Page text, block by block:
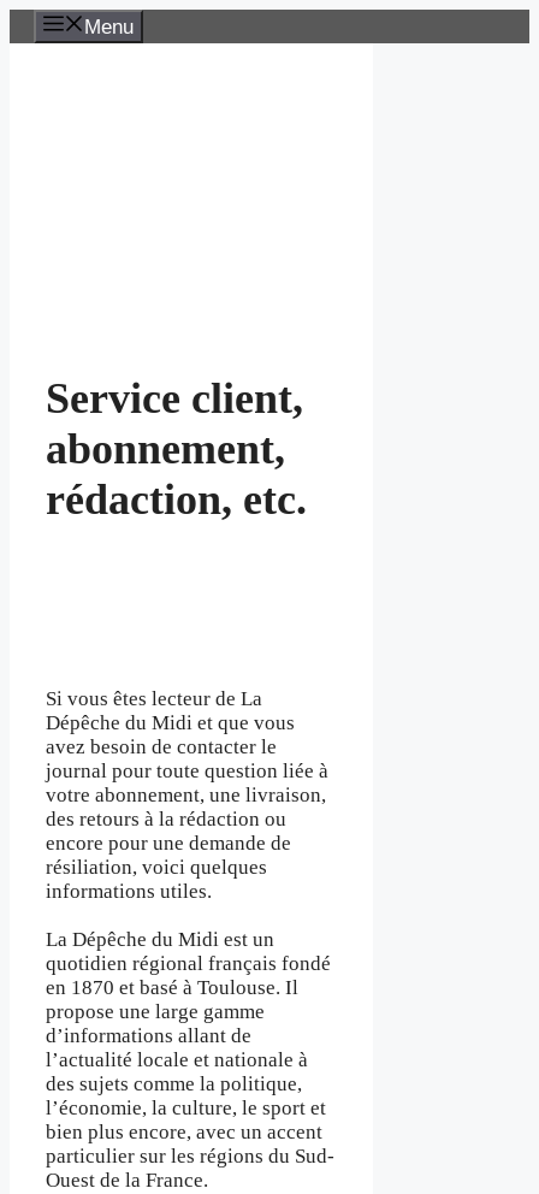
Aller
au
Menu
Service client,
abonnement,
rédaction, etc.
Si vous êtes lecteur de La
Dépêche du Midi et que vous
avez besoin de contacter le
journal pour toute question liée à
votre abonnement, une livraison,
des retours à la rédaction ou
encore pour une demande de
résiliation, voici quelques
informations utiles.
La Dépêche du Midi est un
quotidien régional français fondé
en 1870 et basé à Toulouse. Il
propose une large gamme
d’informations allant de
l’actualité locale et nationale à
des sujets comme la politique,
l’économie, la culture, le sport et
bien plus encore, avec un accent
particulier sur les régions du Sud-
Ouest de la France.